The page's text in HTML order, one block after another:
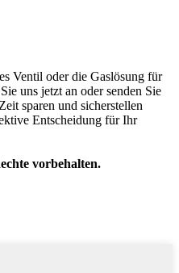
Ventil oder die Gaslösung für
uns jetzt an oder senden Sie
sparen und sicherstellen
Entscheidung für Ihr
vorbehalten.